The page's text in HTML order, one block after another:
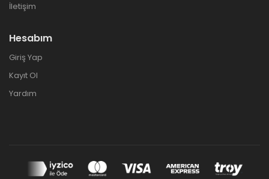
İletişim
Hesabım
Giriş Yap
Kayıt Ol
Yardım